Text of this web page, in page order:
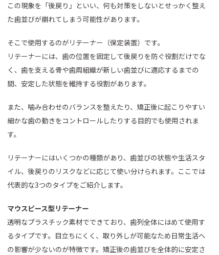
この現象を「後戻り」といい、何も対策をしないとせっかく整え
た歯並びが崩れてしまう可能性があります。
そこで使用するのがリテーナー（保定装置）です。
リテーナーには、歯の位置を固定して後戻りを防ぐ役割だけでな
く、歯を支える骨や歯周組織が新しい歯並びに適応するまでの
間、安定した状態を維持する役割があります。
また、噛み合わせのバランスを整えたり、矯正後に起こりやすい
細かな歯の動きをコントロールしたりする目的でも使用されま
す。
リテーナーにはいくつかの種類があり、歯並びの状態や生活スタ
イル、後戻りのリスクなどに応じて使い分けられます。ここでは
代表的な3つのタイプをご紹介します。
マウスピース型リテーナー
透明なプラスチック素材でできており、歯列全体にはめて使用す
るタイプです。目立ちにくく、取り外しが可能なため日常生活へ
の影響が少ないのが特徴です。矯正後の歯並びを全体的に安定さ